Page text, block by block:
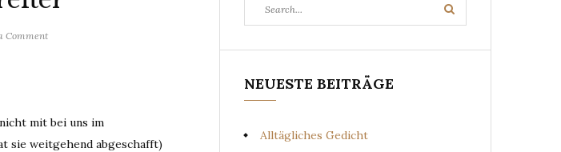
Commenton
breiter
mit bei uns im
sie weitgehend abgeschafft)
for:
Search
NEUESTE BEITRÄGE
Alltägliches Gedicht